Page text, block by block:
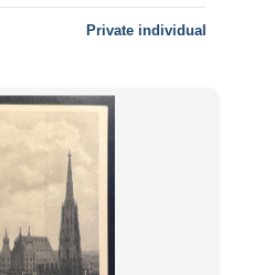
Private individual